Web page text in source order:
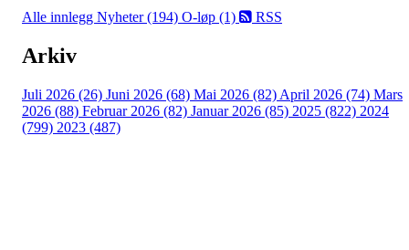
Alle innlegg Nyheter (194) O-løp (1) RSS
Arkiv
Juli 2026 (26) Juni 2026 (68) Mai 2026 (82) April 2026 (74) Mars
2026 (88) Februar 2026 (82) Januar 2026 (85) 2025 (822) 2024
(799) 2023 (487)